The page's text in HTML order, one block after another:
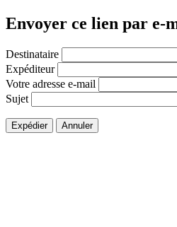
Envoyer ce lien par e-
Destinataire
Expéditeur
Votre adresse e-mail
Sujet
Expédier Annuler